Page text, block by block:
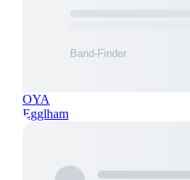
OYA
Egglham